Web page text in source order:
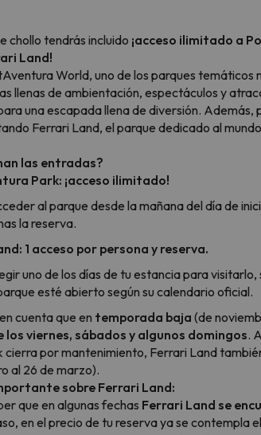
chollo tendrás incluido ¡acceso ilimitado a
Land!
World, uno de los parques temáticos
llenas de ambientación, espectáculos y
una escapada llena de diversión.
Ferrari Land, el parque dedicado al
las entradas?
Park: ¡acceso ilimitado!
al parque desde la mañana del día de
la reserva.
1 acceso por persona y reserva.
uno de los días de tu estancia para visitarlo,
esté abierto según su calendario oficial.
cuenta que en temporada baja (de
los viernes, sábados y algunos domingos.
cierra por mantenimiento, Ferrari Land
al 26 de marzo).
sobre Ferrari Land:
que en algunas fechas Ferrari Land se
en el precio de tu reserva ya se contempla